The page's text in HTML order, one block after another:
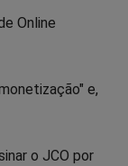
Online
e,
o JCO por